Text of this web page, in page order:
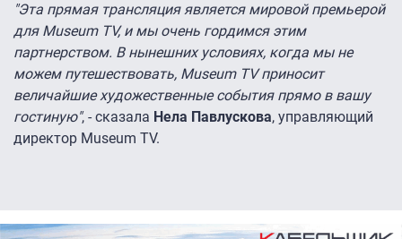
"Эта прямая трансляция является мировой премьерой
для Museum TV, и мы очень гордимся этим
партнерством. В нынешних условиях, когда мы не
можем путешествовать, Museum TV приносит
величайшие художественные события прямо в вашу
гостиную", - сказала Нела Павлускова, управляющий
директор Museum TV.